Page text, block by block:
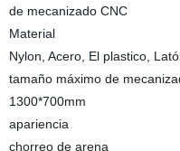
de mecanizado CNC
Material
Nylon, Acero, El plastico,
tamaño máximo de
1300*700mm
apariencia
chorreo de arena